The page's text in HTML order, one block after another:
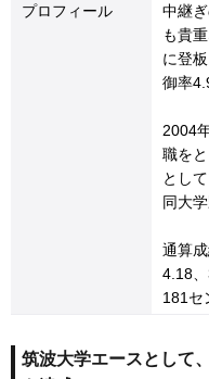
プロフィール
中継
も貴
に登
御率
2004
職を
とし
同大
通算
4.18
181セ
筑波大学エースとして